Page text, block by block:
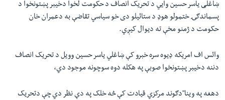
ښاغلی یاسر حسین وایي د تحریک انصاف د حکومت لخوا دخیبر پښتونخوا د
پسماندګۍ ختمولو هوډ د ستائیلو دی خو سیاسي تقاضې به دعمران خان
حکومت د ژمنو مخې ته دیوال کیږي.
وائس اف امریکه ډيوه سره خبرو کې ښاغلي یاسر حسین وویل د تحریک انصاف
دننه دخیبر پښتونخوا صوبې په هکله دوه سوچونه موجود دي،
دهغه په وینا"دګوند مرکزي قیادت کې څه خلک په دې نظر دي چې دتحریک